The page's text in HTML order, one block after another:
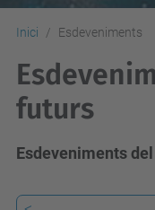
Inici Esdeveniments
futurs
Esdeveniments